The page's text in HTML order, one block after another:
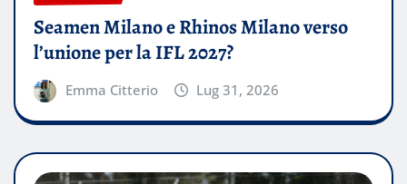
Seamen Milano e Rhinos Milano verso
l’unione per la IFL 2027?
Emma Citterio Lug 31, 2026